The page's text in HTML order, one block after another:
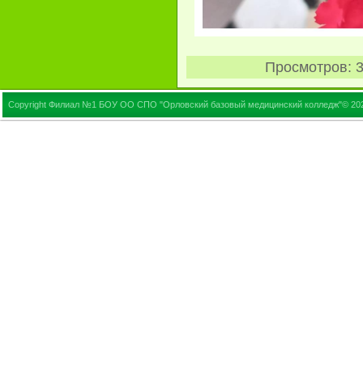
Просмотров:
Copyright Филиал №1 БОУ ОО СПО "Орловский базовый медицинский колледж"©